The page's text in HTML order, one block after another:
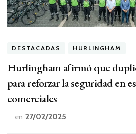
DESTACADAS HURLINGHAM
Hurlingham afirmó que
para reforzar la seguridad en
comerciales
en 27/02/2025